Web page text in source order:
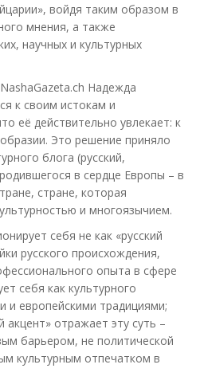
войдя таким образом в
мнения, а также
научных и культурных
Надежда
к своим истокам и
её действительно увлекает: к
Это решение приняло
блога (русский,
в сердце Европы – в
стране, которая
и многоязычием.
себя не как «русский
русского происхождения,
опыта в сфере
себя как культурного
и европейскими традициями;
акцент» отражает эту суть –
барьером, не политической
культурным отпечатком в